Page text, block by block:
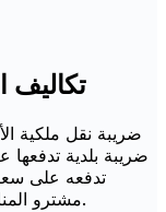
تكاليف
ضريبة نقل ملكية
ضريبة بلدية تدفعها
تدفعه على
مشترو المنازل لأول مرة على خصم حسب موقع العقار.